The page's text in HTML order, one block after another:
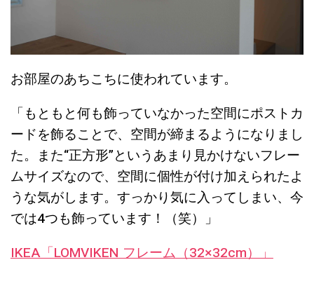
お部屋のあちこちに使われています。
「もともと何も飾っていなかった空間にポストカ
ードを飾ることで、空間が締まるようになりまし
た。また“正方形”というあまり見かけないフレー
ムサイズなので、空間に個性が付け加えられたよ
うな気がします。すっかり気に入ってしまい、今
では4つも飾っています！（笑）」
IKEA「LOMVIKEN フレーム（32×32cm）」